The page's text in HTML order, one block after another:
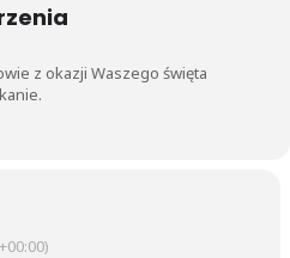
z okazji Waszego święta